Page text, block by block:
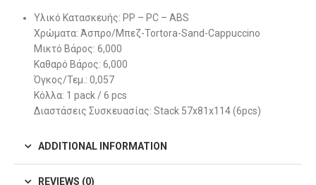
Υλικό Κατασκευής: PP – PC – ABS
Χρώματα: Άσπρο/Μπεζ-Tortora-Sand-Cappuccino
Μικτό Βάρος: 6,000
Καθαρό Βάρος: 6,000
Όγκος/Τεμ.: 0,057
Κόλλα: 1 pack / 6 pcs
Διαστάσεις Συσκευασίας: Stack 57x81x114 (6pcs)
ADDITIONAL INFORMATION
REVIEWS (0)